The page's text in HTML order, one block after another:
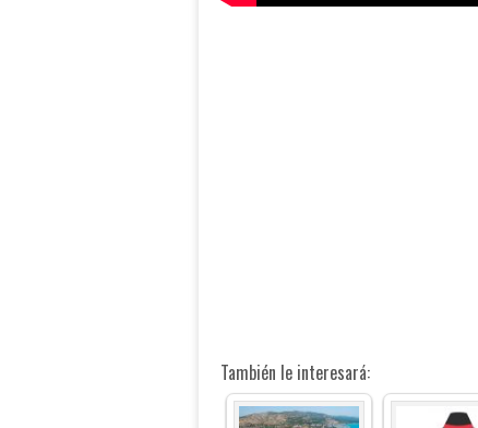
También le interesará: